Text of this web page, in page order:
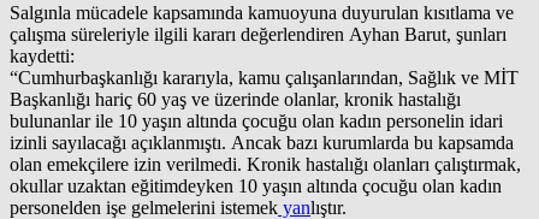
Salgınla mücadele kapsamında kamuoyuna duyurulan kısıtlama ve
çalışma süreleriyle ilgili kararı değerlendiren Ayhan Barut, şunları
kaydetti:
“Cumhurbaşkanlığı kararıyla, kamu çalışanlarından, Sağlık ve MİT
Başkanlığı hariç 60 yaş ve üzerinde olanlar, kronik hastalığı
bulunanlar ile 10 yaşın altında çocuğu olan kadın personelin idari
izinli sayılacağı açıklanmıştı. Ancak bazı kurumlarda bu kapsamda
olan emekçilere izin verilmedi. Kronik hastalığı olanları çalıştırmak,
okullar uzaktan eğitimdeyken 10 yaşın altında çocuğu olan kadın
personelden işe gelmelerini istemek yanlıştır.